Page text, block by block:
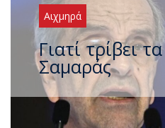
Αιχμηρά
Ξαναχτύπησαν